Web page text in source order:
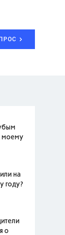
моему
на
году?
о